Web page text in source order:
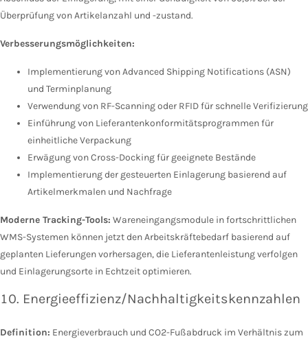
Überprüfung von Artikelanzahl und -zustand.
Verbesserungsmöglichkeiten:
Implementierung von Advanced Shipping Notifications (ASN)
und Terminplanung
Verwendung von RF-Scanning oder RFID für schnelle Verifizierung
Einführung von Lieferantenkonformitätsprogrammen für
einheitliche Verpackung
Erwägung von Cross-Docking für geeignete Bestände
Implementierung der gesteuerten Einlagerung basierend auf
Artikelmerkmalen und Nachfrage
Moderne Tracking-Tools: Wareneingangsmodule in fortschrittlichen
WMS-Systemen können jetzt den Arbeitskräftebedarf basierend auf
geplanten Lieferungen vorhersagen, die Lieferantenleistung verfolgen
und Einlagerungsorte in Echtzeit optimieren.
10. Energieeffizienz/Nachhaltigkeitskennzahlen
Definition: Energieverbrauch und CO2-Fußabdruck im Verhältnis zum